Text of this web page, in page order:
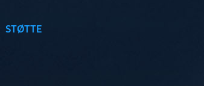
STØTTE